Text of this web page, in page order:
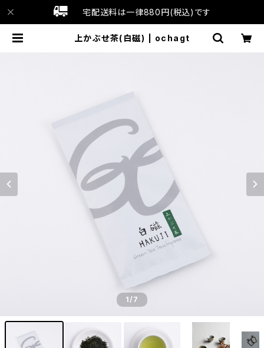
宅配送料は一律880円(税込)です
上かぶせ茶(白磁) | ochagt
1/7